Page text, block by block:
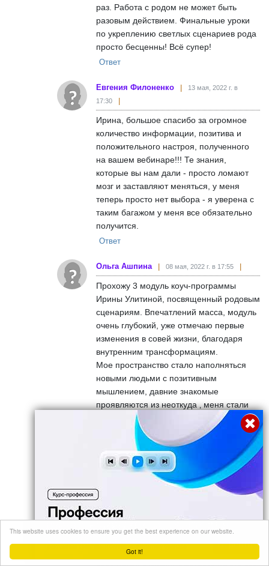
Got it!
This website uses cookies to ensure you get the best experience on our website.
раз. Работа с родом не может быть
разовым действием. Финальные уроки
по укреплению светлых сценариев рода
просто бесценны! Всё супер!
Ответ
Евгения Филоненко
13 мая, 2022 г. в
17:30
Ирина, большое спасибо за огромное
количество информации, позитива и
положительного настроя, полученного
на вашем вебинаре!!! Те знания,
которые вы нам дали - просто ломают
мозг и заставляют меняться, у меня
теперь просто нет выбора - я уверена с
таким багажом у меня все обязательно
получится.
Ответ
Ольга Ашпина 08 мая, 2022 г. в 17:55
Прохожу 3 модуль коуч-программы
Ирины Улитиной, посвященный родовым
сценариям. Впечатлений масса, модуль
очень глубокий, уже отмечаю первые
изменения в совей жизни, благодаря
внутренним трансформациям.
Мое пространство стало наполняться
новыми людьми с позитивным
мышлением, давние знакомые
проявляются из неоткуда ‚ меня стали
приглашать на разные городские
мероприятия, коммуникаци перешли
совершенно на другой
профессиональный уровень.
Просторанство активно продвигает меня
и мои компетенции.
Сильную работу провела по родовому
модулю и кожей стала ощущать
поддержку рода, история семьи явно
пересекается с многими моеими
событиями в жизни. Смотреть на это все
Перейти